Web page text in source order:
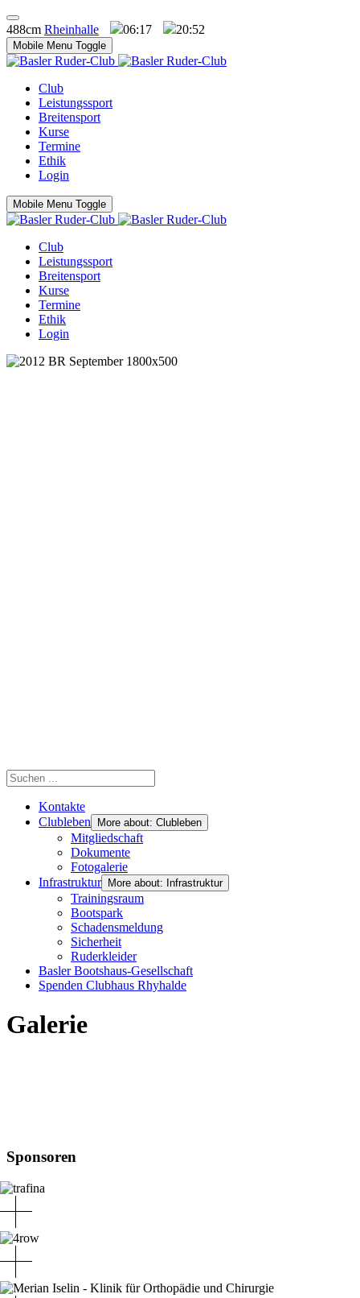
488cm Rheinhalle 06:17 20:52
Mobile Menu Toggle
Club
Leistungssport
Breitensport
Kurse
Termine
Ethik
Login
Mobile Menu Toggle
Club
Leistungssport
Breitensport
Kurse
Termine
Ethik
Login
Kontakte
Clubleben
More about: Clubleben
Mitgliedschaft
Dokumente
Fotogalerie
Infrastruktur
More about: Infrastruktur
Trainingsraum
Bootspark
Schadensmeldung
Sicherheit
Ruderkleider
Basler Bootshaus-Gesellschaft
Spenden Clubhaus Rhyhalde
Galerie
Sponsoren